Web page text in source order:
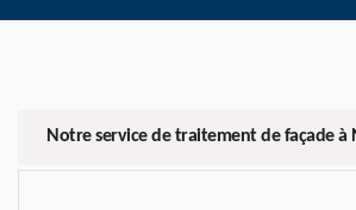
Notre service de traitement de façade à